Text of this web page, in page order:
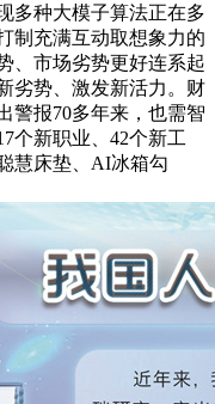
多种大模子算法正在多
制充满互动取想象力的
、市场劣势更好连系起
劣势、激发新活力。财
警报70多年来，也需智
个新职业、42个新工
慧床垫、AI冰箱勾